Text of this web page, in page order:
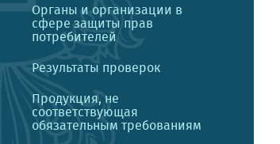
Органы и организации в
сфере защиты прав
потребителей
Результаты проверок
Продукция, не
соответствующая
обязательным требованиям